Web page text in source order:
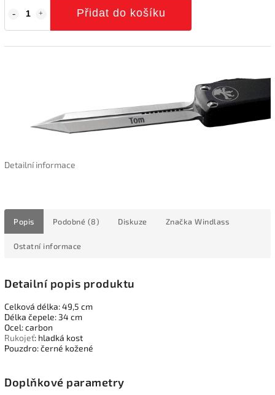
Přidat do košíku
Detailní informace
Popis Podobné (8) Diskuze Značka Windlass
Ostatní informace
Detailní popis produktu
Celková délka: 49,5 cm
Délka čepele: 34 cm
Ocel: carbon
Rukojeť: hladká kost
Pouzdro: černé kožené
Doplňkové parametry